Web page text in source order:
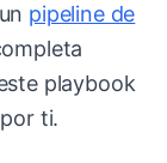
pipeline de
playbook
ti.